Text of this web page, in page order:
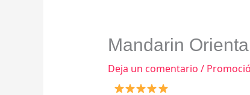
Mandarin
Deja un comentario /